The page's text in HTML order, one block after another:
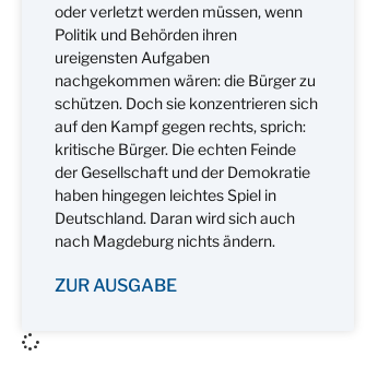
oder verletzt werden müssen, wenn
Politik und Behörden ihren
ureigensten Aufgaben
nachgekommen wären: die Bürger zu
schützen. Doch sie konzentrieren sich
auf den Kampf gegen rechts, sprich:
kritische Bürger. Die echten Feinde
der Gesellschaft und der Demokratie
haben hingegen leichtes Spiel in
Deutschland. Daran wird sich auch
nach Magdeburg nichts ändern.
ZUR AUSGABE